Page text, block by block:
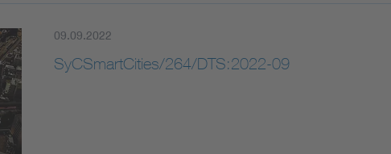
09.09.2022
SyCSmartCities/264/DTS:2022-09